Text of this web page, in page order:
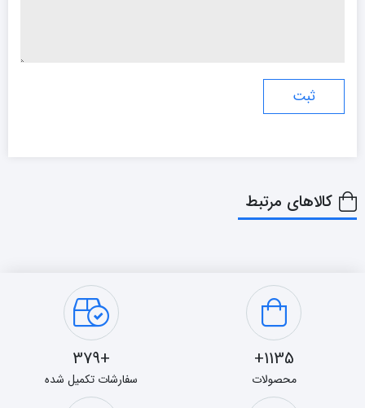
کالاهای مرتبط
1135+
محصولات
+379
سفارشات تکمیل شده